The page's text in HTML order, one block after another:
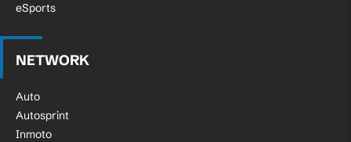
eSports
NETWORK
Auto
Autosprint
Inmoto